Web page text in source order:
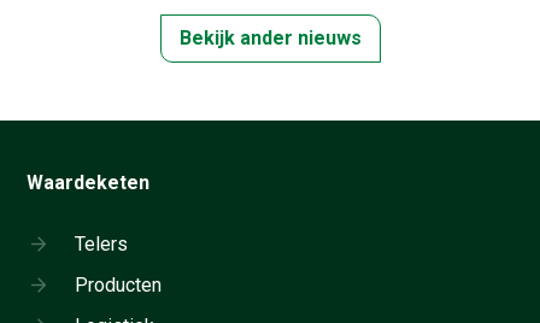
Bekijk ander nieuws
Waardeketen
Telers
Producten